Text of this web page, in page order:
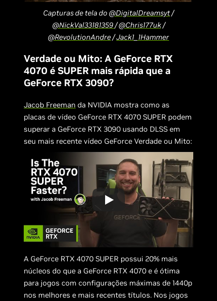
Capturas de tela do @DigitalDreamsyt/
@NickVal33181359/@Chris177uk/
@RevolutionAndre/Jack1_1Hammer
Verdade ou Mito: A GeForce RTX
4070 é SUPER mais rápida que a
GeForce RTX 3090?
Jacob Freeman da NVIDIA mostra como as
placas de vídeo GeForce RTX 4070 SUPER podem
superar a GeForce RTX 3090 usando DLSS em
seu mais recente vídeo GeForce Verdade ou Mito:
A GeForce RTX 4070 SUPER possui 20% mais
núcleos do que a GeForce RTX 4070 e é ótima
para jogos com configurações máximas de 1440p
nos melhores e mais recentes títulos. Nos jogos